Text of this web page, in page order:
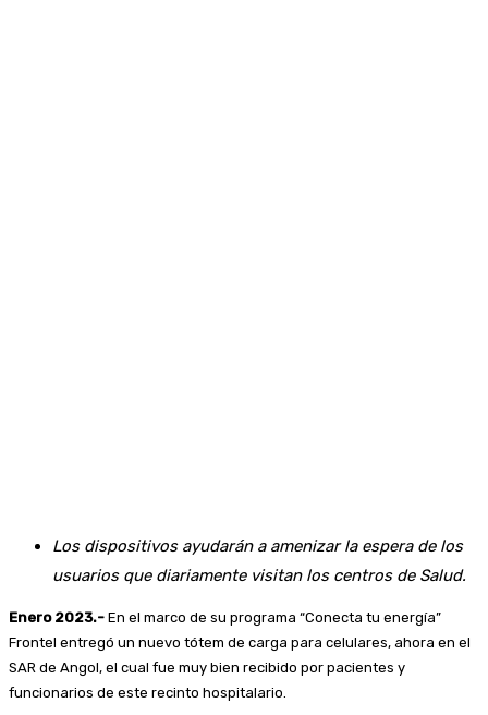
Los dispositivos ayudarán a amenizar la espera de los
usuarios que diariamente visitan los centros de Salud.
Enero 2023.- En el marco de su programa “Conecta tu energía”
Frontel entregó un nuevo tótem de carga para celulares, ahora en el
SAR de Angol, el cual fue muy bien recibido por pacientes y
funcionarios de este recinto hospitalario.